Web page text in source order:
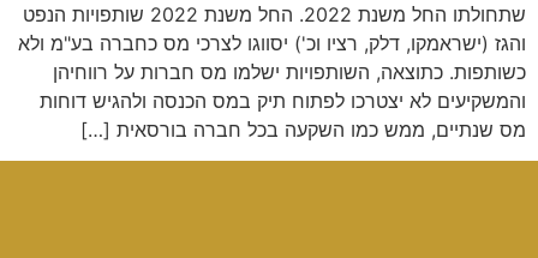
שתחולתו החל משנת 2022. החל משנת 2022 שותפויות הנפט
והגז (ישראמקו, דלק, רציו וכ') יסווגו לצרכי מס כחברה בע"מ ולא
כשותפות. כתוצאה, השותפויות ישלמו מס חברות על רווחיהן
והמשקיעים לא יצטרכו לפתוח תיק במס הכנסה ולהגיש דוחות
מס שנתיים, ממש כמו השקעה בכל חברה בורסאית […]